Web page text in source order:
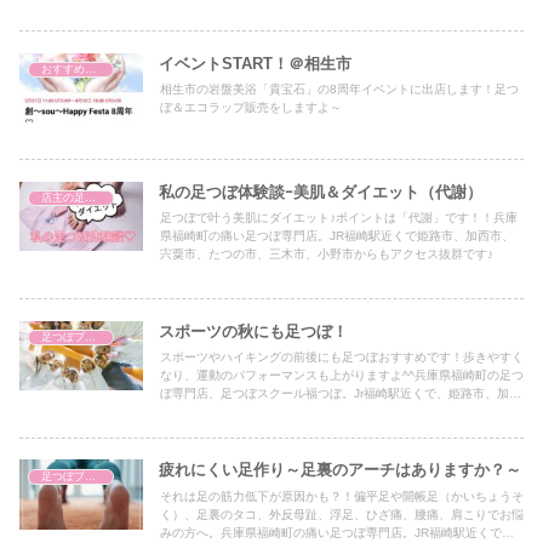
おすすめアイテム イベントSTART！＠相生市
相生市の岩盤美浴「貴宝石」の8周年イベントに出店します！足つ
ぼ＆エコラップ販売をしますよ～
私の足つぼ体験談ｰ美肌＆ダイエット（代謝）
足つぼで叶う美肌にダイエット♪ポイントは「代謝」です！！兵庫
県福崎町の痛い足つぼ専門店。JR福崎駅近くで姫路市、加西市、
宍粟市、たつの市、三木市、小野市からもアクセス抜群です♪
スポーツの秋にも足つぼ！
スポーツやハイキングの前後にも足つぼおすすめです！歩きやすく
なり、運動のパフォーマンスも上がりますよ^^兵庫県福崎町の足つ
ぼ専門店、足つぼスクール福つぼ。Jr福崎駅近くで、姫路市、加西
か、ゴッドクリーナー、黄土よもぎ蒸し、トウリーディング（コー
疲れにくい足作り～足裏のアーチはありますか？～
それは足の筋力低下が原因かも？！偏平足や開帳足（かいちょうそ
く）、足裏のタコ、外反母趾、浮足、ひざ痛、腰痛、肩こりでお悩
みの方へ。兵庫県福崎町の痛い足つぼ専門店。JR福崎駅近くで姫